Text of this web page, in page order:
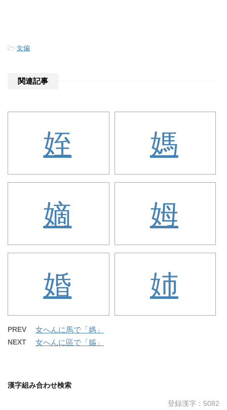
-女偏
関連記事
姪 媽
嫡 姆
婚 姉
PREV 女へんに馬で「媽」
NEXT 女へんに區で「嫗」
漢字組み合わせ検索
登録漢字：5082